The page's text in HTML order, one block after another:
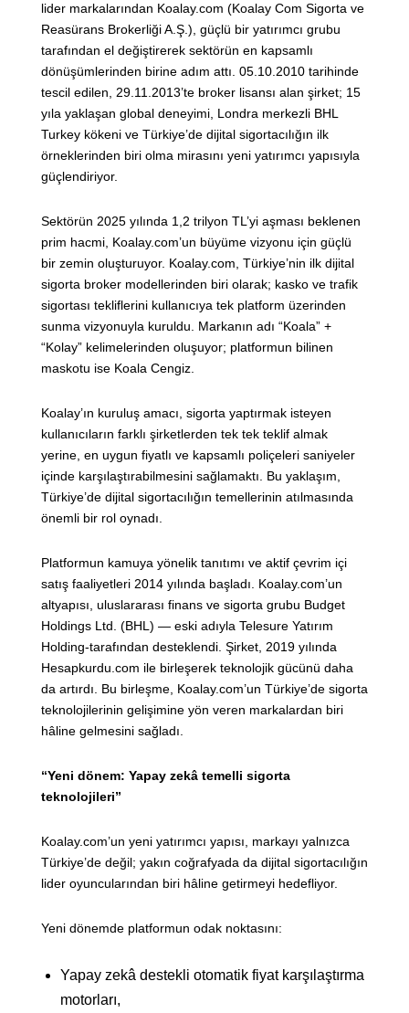
lider markalarından Koalay.com (Koalay Com Sigorta ve
Reasürans Brokerliği A.Ş.), güçlü bir yatırımcı grubu
tarafından el değiştirerek sektörün en kapsamlı
dönüşümlerinden birine adım attı. 05.10.2010 tarihinde
tescil edilen, 29.11.2013’te broker lisansı alan şirket; 15
yıla yaklaşan global deneyimi, Londra merkezli BHL
Turkey kökeni ve Türkiye’de dijital sigortacılığın ilk
örneklerinden biri olma mirasını yeni yatırımcı yapısıyla
güçlendiriyor.
Sektörün 2025 yılında 1,2 trilyon TL’yi aşması beklenen
prim hacmi, Koalay.com’un büyüme vizyonu için güçlü
bir zemin oluşturuyor. Koalay.com, Türkiye’nin ilk dijital
sigorta broker modellerinden biri olarak; kasko ve trafik
sigortası tekliflerini kullanıcıya tek platform üzerinden
sunma vizyonuyla kuruldu. Markanın adı “Koala” +
“Kolay” kelimelerinden oluşuyor; platformun bilinen
maskotu ise Koala Cengiz.
Koalay’ın kuruluş amacı, sigorta yaptırmak isteyen
kullanıcıların farklı şirketlerden tek tek teklif almak
yerine, en uygun fiyatlı ve kapsamlı poliçeleri saniyeler
içinde karşılaştırabilmesini sağlamaktı. Bu yaklaşım,
Türkiye’de dijital sigortacılığın temellerinin atılmasında
önemli bir rol oynadı.
Platformun kamuya yönelik tanıtımı ve aktif çevrim içi
satış faaliyetleri 2014 yılında başladı. Koalay.com’un
altyapısı, uluslararası finans ve sigorta grubu Budget
Holdings Ltd. (BHL) — eski adıyla Telesure Yatırım
Holding-tarafından desteklendi. Şirket, 2019 yılında
Hesapkurdu.com ile birleşerek teknolojik gücünü daha
da artırdı. Bu birleşme, Koalay.com’un Türkiye’de sigorta
teknolojilerinin gelişimine yön veren markalardan biri
hâline gelmesini sağladı.
“Yeni dönem: Yapay zekâ temelli sigorta
teknolojileri”
Koalay.com’un yeni yatırımcı yapısı, markayı yalnızca
Türkiye’de değil; yakın coğrafyada da dijital sigortacılığın
lider oyuncularından biri hâline getirmeyi hedefliyor.
Yeni dönemde platformun odak noktasını:
Yapay zekâ destekli otomatik fiyat karşılaştırma
motorları,